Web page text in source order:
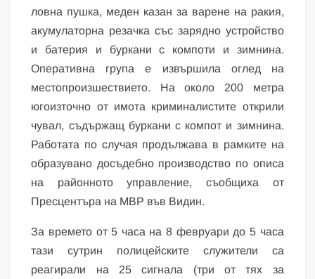
ловна пушка, меден казан за варене на ракия,
акумулаторна резачка със зарядно устройство
и батерия и буркани с компоти и зимнина.
Оперативна група е извършила оглед на
местопроизшествието. На около 200 метра
югоизточно от имота криминалистите открили
чувал, съдържащ буркани с компот и зимнина.
Работата по случая продължава в рамките на
образувано досъдебно производство по описа
на районното управление, съобщиха от
Пресцентъра на МВР във Видин.
За времето от 5 часа на 8 февруари до 5 часа
тази сутрин полицейските служители са
реагирали на 25 сигнала (три от тях за